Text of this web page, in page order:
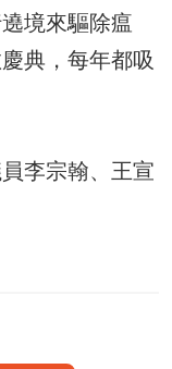
境來驅除瘟
典，每年都吸
李宗翰、王宣